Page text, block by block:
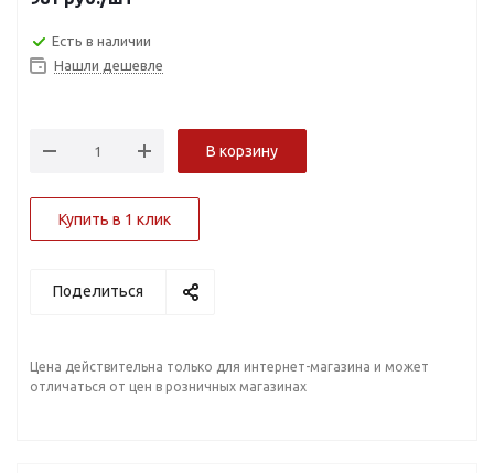
Есть в наличии
Нашли дешевле
В корзину
Купить в 1 клик
Поделиться
Цена действительна только для интернет-магазина и может
отличаться от цен в розничных магазинах